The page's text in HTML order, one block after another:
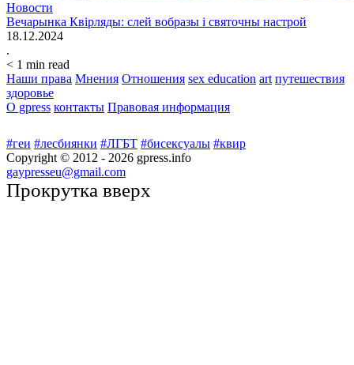
Новости
Вечарынка Квірляды: слей вобразы і святочны настрой
18.12.2024
.
< 1 min read
Наши права Мнения Отношения sex education art путешествия
здоровье
О gpress контакты Правовая информация
#геи #лесбиянки #ЛГБТ #бисексуалы #квир
Copyright © 2012 - 2026 gpress.info
gaypresseu@gmail.com
Прокрутка вверх